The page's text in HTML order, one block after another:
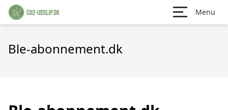
Menu
Ble-abonnement.dk